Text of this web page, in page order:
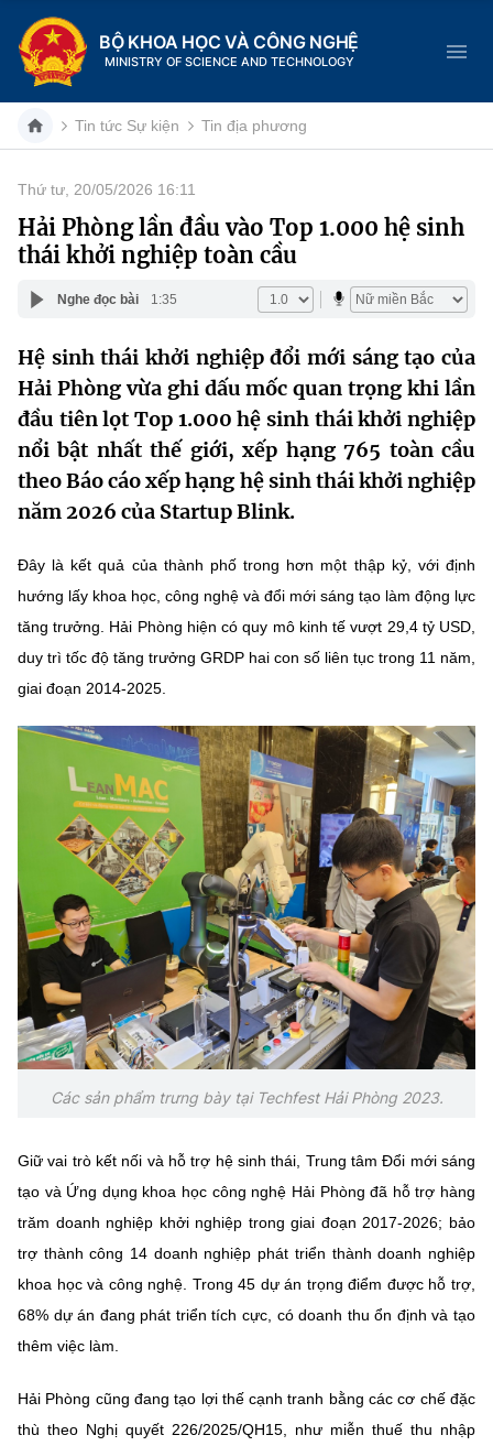
BỘ KHOA HỌC VÀ CÔNG NGHỆ
MINISTRY OF SCIENCE AND TECHNOLOGY
Danh mục
Trang chủ
Giới thiệu
Chức năng nhiệm vụ
Cơ cấu tổ chức
Lịch sử phát triển
Sở Khoa học và Công nghệ
Tin tức sự kiện
Khoa học và Công nghệ
Đổi mới sáng tạo
Bưu chính, Viễn thông
Sở hữu trí tuệ
Tiêu chuẩn, đo lường, chất lượng
Năng lượng nguyên tử
Tin tổng hợp
Tin địa phương
Dịch vụ công
Hệ thống văn bản
Văn bản QPPL
Văn bản chỉ đạo điều hành
Lấy ý kiến người dân về dự thảo VBQPPL
MST IOFFICE
THỐNG KÊ
Khoa học và Công nghệ
Chuyển đổi số
Bưu chính, Viễn thông
Sở hữu trí tuệ
Tiêu chuẩn, đo lường, chất lượng
Năng lượng nguyên tử
Multimedia
THƯ ĐIỆN TỬ
Infographic
Voice
Nhiệm vụ trọng tâm
Chọn ngôn ngữ
Vietnamese English
BỘ KHOA HỌC VÀ CÔNG NGHỆ
Điều khoản sử dụng Theo dõi MST: Góp ý
Cơ quan chủ quản: Bộ Khoa học và Công nghệ (MST)
Chịu trách nhiệm nội dung: Nguyễn Thị Hải Hằng
Giám đốc Trung tâm Truyền thông Khoa học và Công nghệ.
Địa chỉ: Ban Biên tập Cổng TTĐT - 18 Nguyễn Du, TP. Hà Nội
Điện thoại: 024 3936 9506
Email:stc@mst.gov.vn
Tin tức Sự kiện Tin địa phương
Thứ tư, 20/05/2026 16:11
Hải Phòng lần đầu vào Top 1.000 hệ sinh
thái khởi nghiệp toàn cầu
Nghe đọc bài 1:35
Hệ sinh thái khởi nghiệp đổi mới sáng tạo của
Hải Phòng vừa ghi dấu mốc quan trọng khi lần
đầu tiên lọt Top 1.000 hệ sinh thái khởi nghiệp
nổi bật nhất thế giới, xếp hạng 765 toàn cầu
theo Báo cáo xếp hạng hệ sinh thái khởi nghiệp
năm 2026 của Startup Blink.
Đây là kết quả của thành phố trong hơn một thập kỷ, với định
hướng lấy khoa học, công nghệ và đổi mới sáng tạo làm động lực
tăng trưởng. Hải Phòng hiện có quy mô kinh tế vượt 29,4 tỷ USD,
duy trì tốc độ tăng trưởng GRDP hai con số liên tục trong 11 năm,
giai đoạn 2014-2025.
Các sản phẩm trưng bày tại Techfest Hải Phòng 2023.
Giữ vai trò kết nối và hỗ trợ hệ sinh thái, Trung tâm Đổi mới sáng
tạo và Ứng dụng khoa học công nghệ Hải Phòng đã hỗ trợ hàng
trăm doanh nghiệp khởi nghiệp trong giai đoạn 2017-2026; bảo
trợ thành công 14 doanh nghiệp phát triển thành doanh nghiệp
khoa học và công nghệ. Trong 45 dự án trọng điểm được hỗ trợ,
68% dự án đang phát triển tích cực, có doanh thu ổn định và tạo
thêm việc làm.
Hải Phòng cũng đang tạo lợi thế cạnh tranh bằng các cơ chế đặc
thù theo Nghị quyết 226/2025/QH15, như miễn thuế thu nhập